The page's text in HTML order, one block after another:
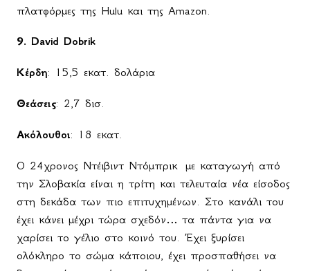
πλατφόρμες της Hulu και της Amazon
9. David Dobrik
Κέρδη: 15,5 εκατ. δολάρια
Θεάσεις: 2,7 δισ.
Ακόλουθοι: 18 εκατ.
Ο 24χρονος Ντέιβιντ Ντόμπρικ με καταγωγή από
την Σλοβακία είναι η τρίτη και τελευταία νέα είσοδος
στη δεκάδα των πιο επιτυχημένων. Στο κανάλι του
έχει κάνει μέχρι τώρα σχεδόν… τα πάντα για να
χαρίσει το γέλιο στο κοινό του. Έχει ξυρίσει
ολόκληρο το σώμα κάποιου, έχει προσπαθήσει να